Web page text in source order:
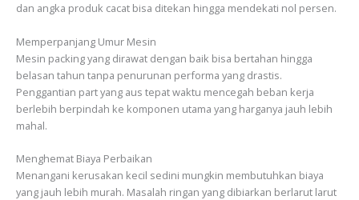
dan angka produk cacat bisa ditekan hingga mendekati nol persen.
Memperpanjang Umur Mesin
Mesin packing yang dirawat dengan baik bisa bertahan hingga
belasan tahun tanpa penurunan performa yang drastis.
Penggantian part yang aus tepat waktu mencegah beban kerja
berlebih berpindah ke komponen utama yang harganya jauh lebih
mahal.
Menghemat Biaya Perbaikan
Menangani kerusakan kecil sedini mungkin membutuhkan biaya
yang jauh lebih murah. Masalah ringan yang dibiarkan berlarut larut